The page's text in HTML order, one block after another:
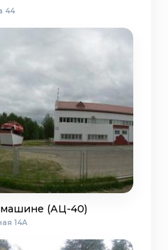
44
(АЦ-40)
14А